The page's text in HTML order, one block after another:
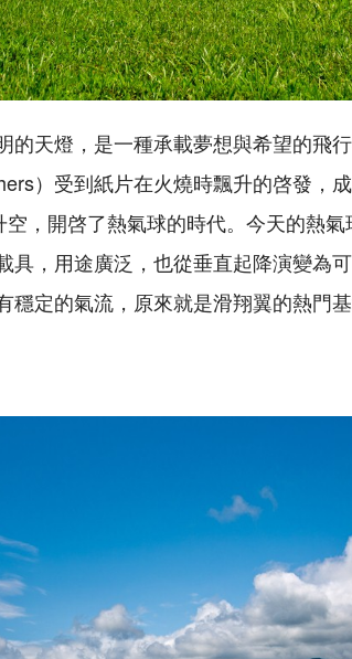
的天燈，是一種承載夢想與希望的飛
）受到紙片在火燒時飄升的啓發，
，開啓了熱氣球的時代。今天的熱
具，用途廣泛，也從垂直起降演變為
穩定的氣流，原來就是滑翔翼的熱門